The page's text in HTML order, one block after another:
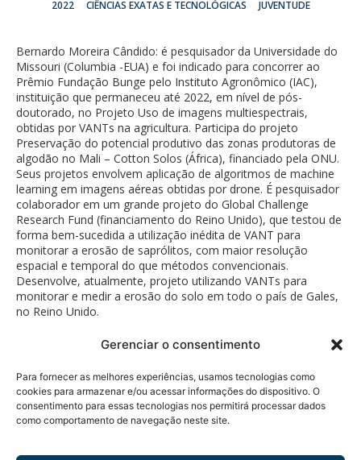
Gerenciar o consentimento
Para fornecer as melhores experiências, usamos tecnologias como
cookies para armazenar e/ou acessar informações do dispositivo. O
consentimento para essas tecnologias nos permitirá processar dados
como comportamento de navegação neste site.
2022
CIÊNCIAS EXATAS E TECNOLÓGICAS JUVENTUDE
Bernardo Moreira Cândido: é pesquisador da Universidade do
Missouri (Columbia -EUA) e foi indicado para concorrer ao
Prêmio Fundação Bunge pelo Instituto Agronômico (IAC),
instituição que permaneceu até 2022, em nível de pós-
doutorado, no Projeto Uso de imagens multiespectrais,
obtidas por VANTs na agricultura. Participa do projeto
Preservação do potencial produtivo das zonas produtoras de
algodão no Mali – Cotton Solos (África), financiado pela ONU.
Seus projetos envolvem aplicação de algoritmos de machine
learning em imagens aéreas obtidas por drone. É pesquisador
colaborador em um grande projeto do Global Challenge
Research Fund (financiamento do Reino Unido), que testou de
forma bem-sucedida a utilização inédita de VANT para
monitorar a erosão de saprólitos, com maior resolução
espacial e temporal do que métodos convencionais.
Desenvolve, atualmente, projeto utilizando VANTs para
monitorar e medir a erosão do solo em todo o país de Gales,
no Reino Unido.
Política de Privacidade